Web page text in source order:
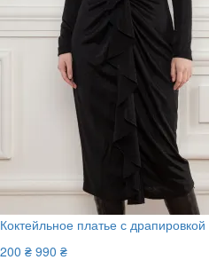
Коктейльное платье с
200 ₴ 990 ₴